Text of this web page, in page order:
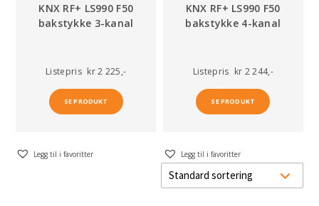
KNX RF+ LS990 F50
bakstykke 3-kanal
Listepris kr 2 225,-
SE PRODUKT
Legg til i favoritter
KNX RF+ LS990 F50
bakstykke 4-kanal
Listepris kr 2 244,-
SE PRODUKT
Legg til i favoritter